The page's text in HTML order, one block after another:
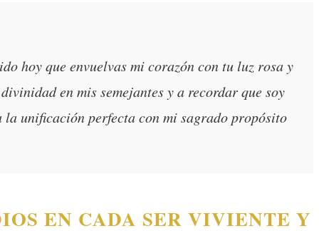
hoy que envuelvas mi corazón con tu luz rosa y
en mis semejantes y a recordar que soy
la unificación perfecta con mi sagrado propósito
EN CADA SER VIVIENTE Y